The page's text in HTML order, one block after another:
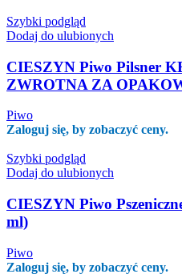
Szybki podgląd
Dodaj do ulubionych
CIESZYN Piwo Pilsner
ZWROTNA ZA
Piwo
Zaloguj się, by zobaczyć ceny.
Szybki podgląd
Dodaj do ulubionych
CIESZYN Piwo
ml)
Piwo
Zaloguj się, by zobaczyć ceny.